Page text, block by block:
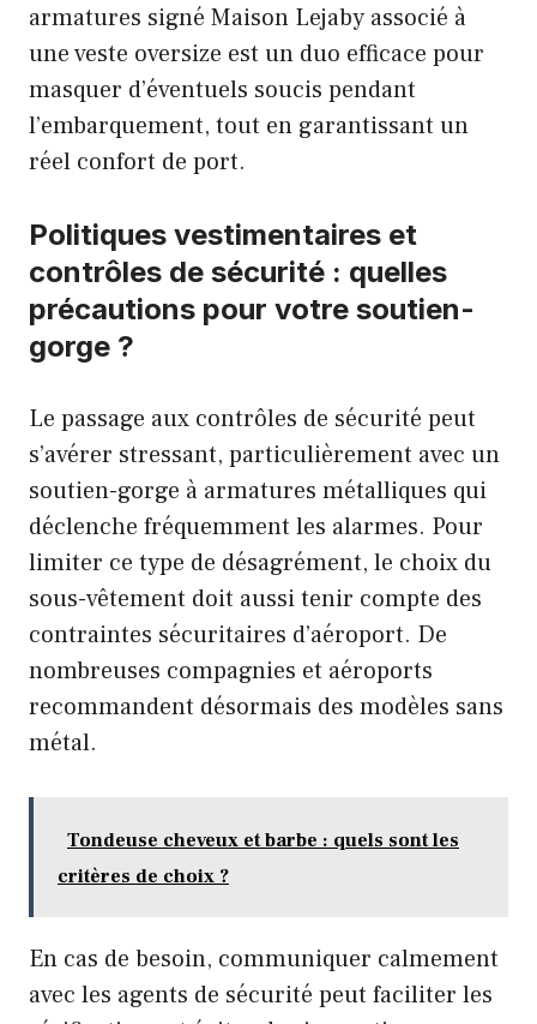
armatures signé Maison Lejaby associé à
une veste oversize est un duo efficace pour
masquer d’éventuels soucis pendant
l’embarquement, tout en garantissant un
réel confort de port.
Politiques vestimentaires et
contrôles de sécurité : quelles
précautions pour votre soutien-
gorge ?
Le passage aux contrôles de sécurité peut
s’avérer stressant, particulièrement avec un
soutien-gorge à armatures métalliques qui
déclenche fréquemment les alarmes. Pour
limiter ce type de désagrément, le choix du
sous-vêtement doit aussi tenir compte des
contraintes sécuritaires d’aéroport. De
nombreuses compagnies et aéroports
recommandent désormais des modèles sans
métal.
Tondeuse cheveux et barbe : quels sont les
critères de choix ?
En cas de besoin, communiquer calmement
avec les agents de sécurité peut faciliter les